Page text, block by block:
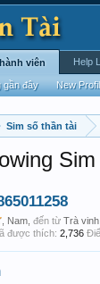
Sim số thần tài
, Nam, đến từ Trà vinh
được thích: 2,736
viên
gần đây New
Help